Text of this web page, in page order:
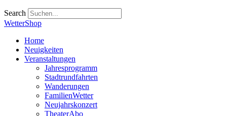
Search
WetterShop
Home
Neuigkeiten
Veranstaltungen
Jahresprogramm
Stadtrundfahrten
Wanderungen
FamilienWetter
Neujahrskonzert
TheaterAbo